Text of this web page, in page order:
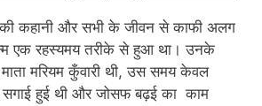
कहानी और सभी के जीवन से काफी अलग
एक रहस्यमय तरीके से हुआ था। उनके
मरियम कुँवारी थी, उस समय केवल
सगाई हुई थी और जोसफ बढ़ई का काम